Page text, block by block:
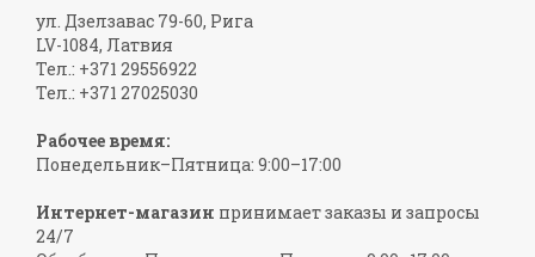
ул. Дзелзавас 79-60, Рига
LV-1084, Латвия
Тел.: +371 29556922
Тел.: +371 27025030
Рабочее время:
Понедельник–Пятница: 9:00–17:00
Интернет-магазин принимает заказы и запросы
24/7